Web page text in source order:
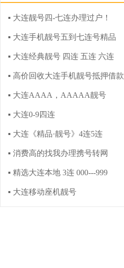
▪ 大连靓号四-七连办理过户！
▪ 大连手机靓号五到七连号精品
▪ 大连经典靓号 四连 五连 六连
▪ 高价回收大连手机靓号抵押借款
▪ 大连AAAA，AAAAA靓号
▪ 大连0-9四连
▪ 大连《精品·靓号》4连5连
▪ 消费高的找我办理携号转网
▪ 精选大连本地 3连 000---999
▪ 大连移动座机靓号